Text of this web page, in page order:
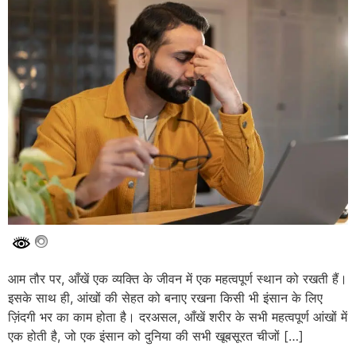
आम तौर पर, आँखें एक व्यक्ति के जीवन में एक महत्वपूर्ण स्थान को रखती हैं।
इसके साथ ही, आंखों की सेहत को बनाए रखना किसी भी इंसान के लिए
ज़िंदगी भर का काम होता है। दरअसल, आँखें शरीर के सभी महत्वपूर्ण आंखों में
एक होती है, जो एक इंसान को दुनिया की सभी खूबसूरत चीजों […]